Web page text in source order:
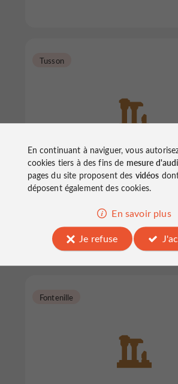
Mégalithes "La
Tusson
Sites archéologiques à
Fontenille
En continuant à naviguer, vous
cookies tiers à des fins de mesure
pages du site proposent des vidéos
déposent également des cookies.
En savoir plus
Je refuse